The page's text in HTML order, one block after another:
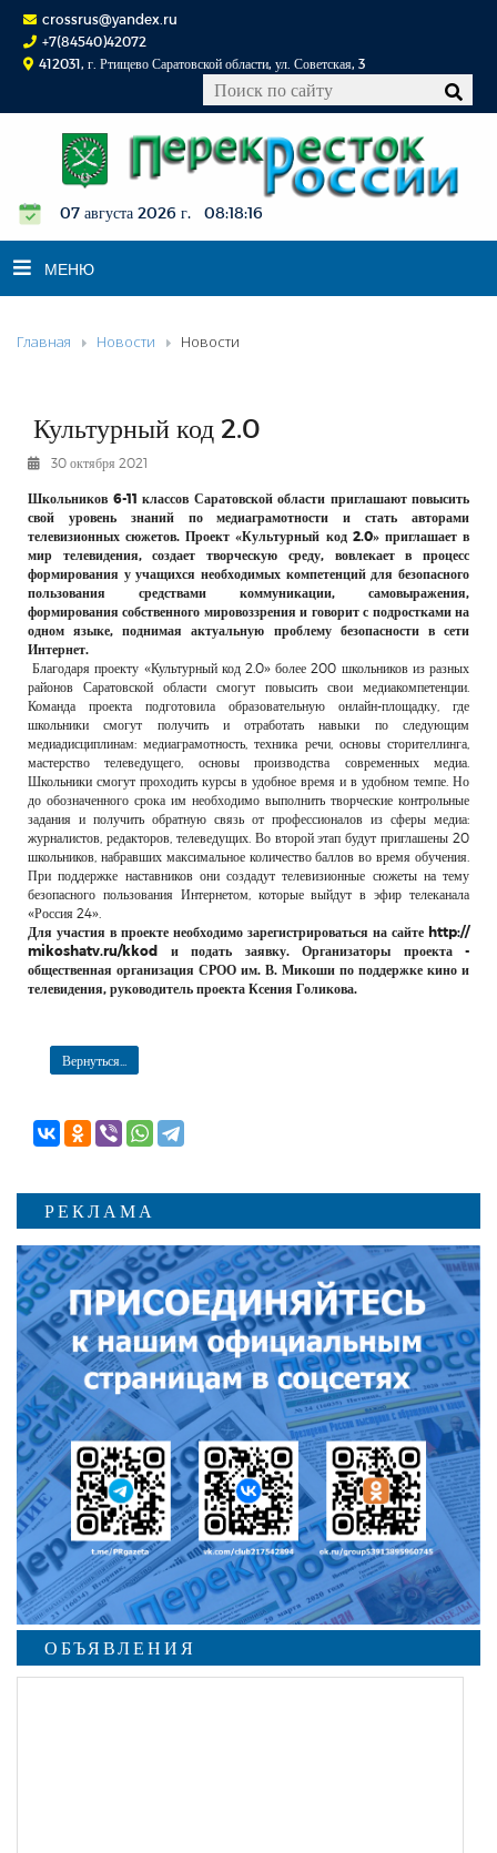
crossrus@yandex.ru
+7(84540)42072
412031, г. Ртищево Саратовской области, ул. Советская, 3
07 августа 2026 г. 08:18:16
МЕНЮ
НОВОСТИ
К СВЕДЕНИЮ
КОНКУРСЫ
РЕКЛАМОДАТЕЛЯМ
ОБЪЯВЛЕНИЯ
КОНТАКТЫ
Главная Новости Новости
Культурный код 2.0
30 октября 2021
Школьников 6-11 классов Саратовской области приглашают повысить
свой уровень знаний по медиаграмотности и стать авторами
телевизионных сюжетов. Проект «Культурный код 2.0» приглашает в
мир телевидения, создает творческую среду, вовлекает в процесс
формирования у учащихся необходимых компетенций для безопасного
пользования средствами коммуникации, самовыражения,
формирования собственного мировоззрения и говорит с подростками на
одном языке, поднимая актуальную проблему безопасности в сети
Интернет.
Благодаря проекту «Культурный код 2.0» более 200 школьников из разных
районов Саратовской области смогут повысить свои медиакомпетенции.
Команда проекта подготовила образовательную онлайн-площадку, где
школьники смогут получить и отработать навыки по следующим
медиадисциплинам: медиаграмотность, техника речи, основы сторителлинга,
мастерство телеведущего, основы производства современных медиа.
Школьники смогут проходить курсы в удобное время и в удобном темпе. Но
до обозначенного срока им необходимо выполнить творческие контрольные
задания и получить обратную связь от профессионалов из сферы медиа:
журналистов, редакторов, телеведущих. Во второй этап будут приглашены 20
школьников, набравших максимальное количество баллов во время обучения.
При поддержке наставников они создадут телевизионные сюжеты на тему
безопасного пользования Интернетом, которые выйдут в эфир телеканала
«Россия 24».
Для участия в проекте необходимо зарегистрироваться на сайте http://
mikoshatv.ru/kkod и подать заявку. Организаторы проекта -
общественная организация СРОО им. В. Микоши по поддержке кино и
телевидения, руководитель проекта Ксения Голикова.
Вернуться...
РЕКЛАМА
ОБЪЯВЛЕНИЯ